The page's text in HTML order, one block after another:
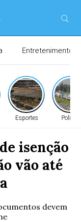
Entretenimento
Esportes Política
isenção
vão até
devem